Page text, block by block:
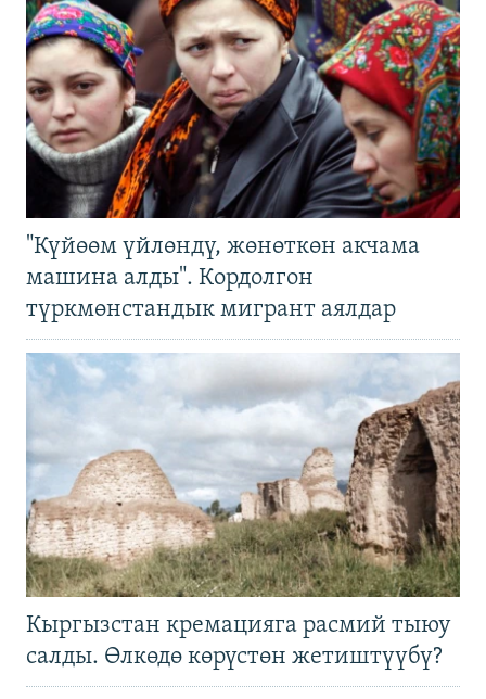
"Күйөөм үйлөндү, жөнөткөн акчама
машина алды". Кордолгон
түркмөнстандык мигрант аялдар
Кыргызстан кремацияга расмий тыюу
салды. Өлкөдө көрүстөн жетиштүүбү?